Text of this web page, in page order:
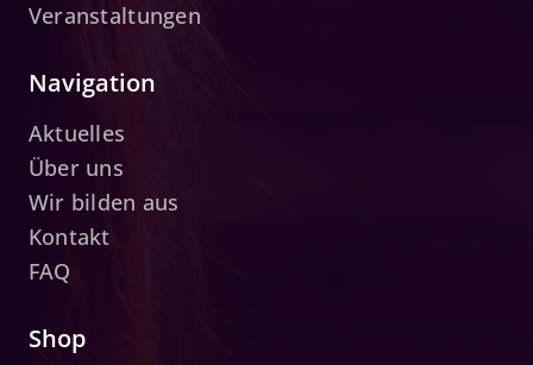
Veranstaltungen
Navigation
Aktuelles
Über uns
Wir bilden aus
Kontakt
FAQ
Shop